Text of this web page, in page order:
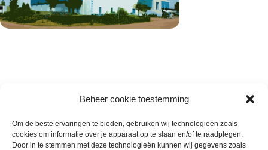
Beheer cookie toestemming
Om de beste ervaringen te bieden, gebruiken wij technologieën zoals
cookies om informatie over je apparaat op te slaan en/of te raadplegen.
Door in te stemmen met deze technologieën kunnen wij gegevens zoals
Wie zijn wij